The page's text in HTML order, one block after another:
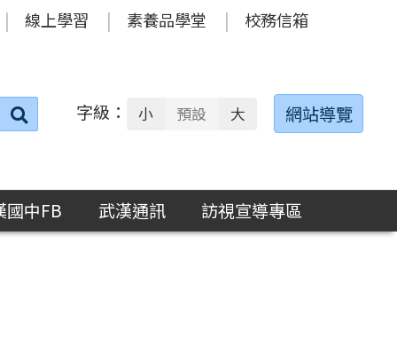
線上學習 素養品學堂 校務信箱
搜
字級： 小 預設 大 網站導覽
國中FB 武漢通訊 訪視宣導專區